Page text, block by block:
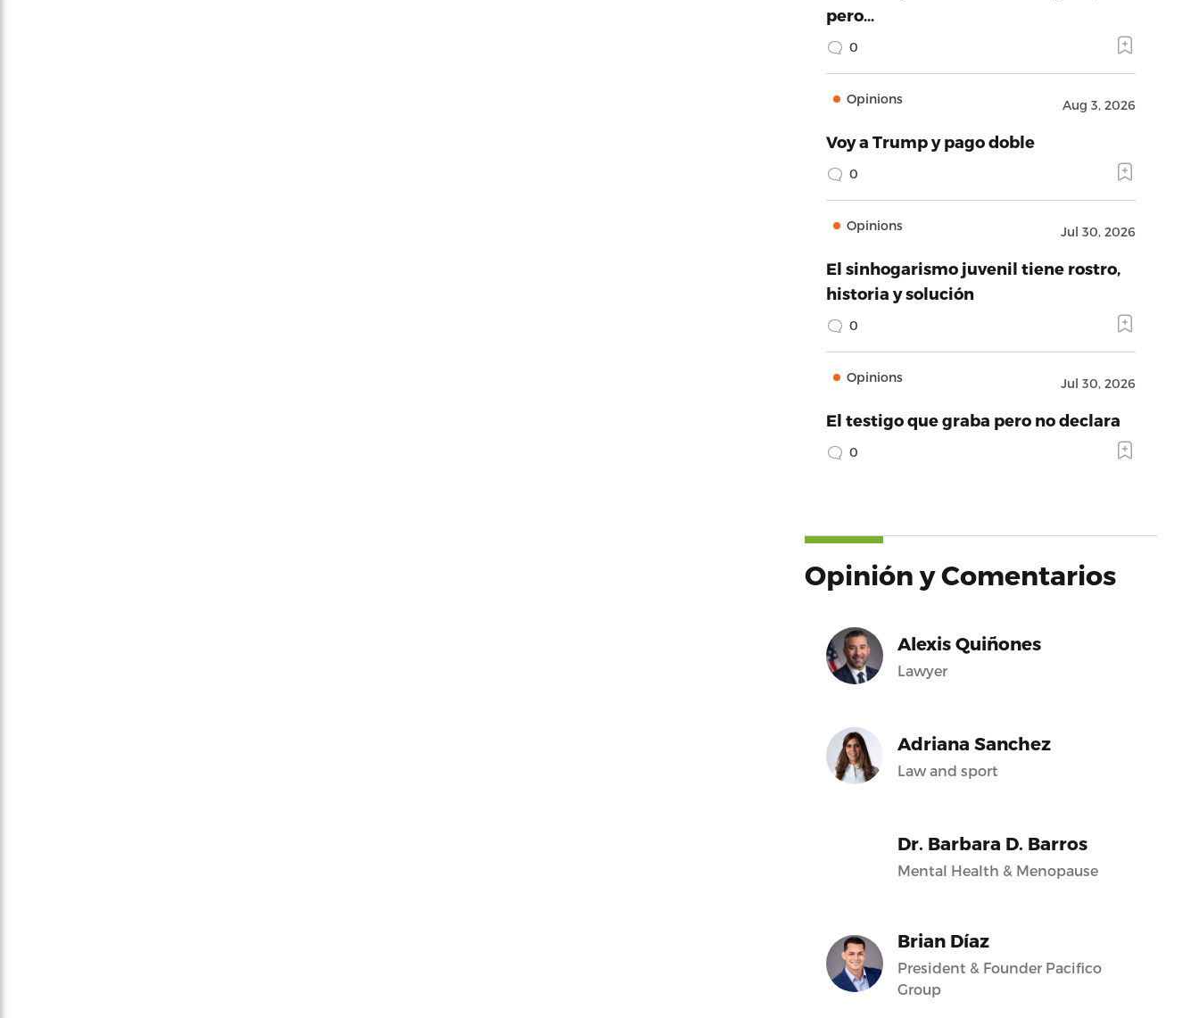
pero…
0
Opinions Aug 3, 2026
Voy a Trump y pago doble
0
Opinions Jul 30, 2026
El sinhogarismo juvenil tiene rostro,
historia y solución
0
Opinions Jul 30, 2026
El testigo que graba pero no declara
0
Opinión y Comentarios
Alexis Quiñones
Lawyer
Adriana Sanchez
Law and sport
Dr. Barbara D. Barros
Mental Health & Menopause
Brian Díaz
President & Founder Pacifico
Group